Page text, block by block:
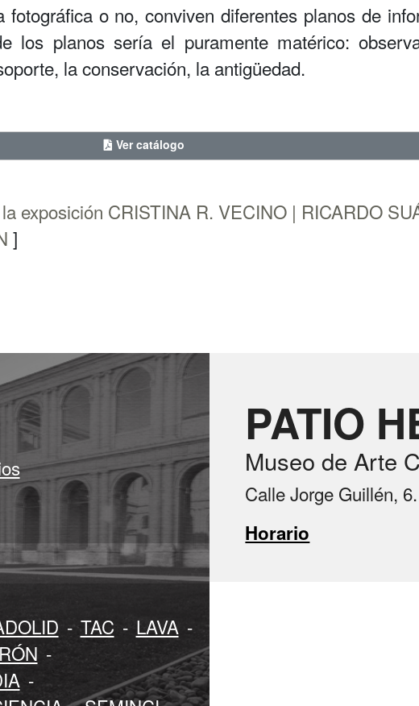
o no, conviven diferentes planos de
los planos sería el puramente matérico:
la conservación, la antigüedad.
Ver catálogo
exposición CRISTINA R. VECINO | RICARDO
]
- TAC - LAVA -
-
-
PATIO
Museo de Arte
Calle Jorge Guillén,
Horario